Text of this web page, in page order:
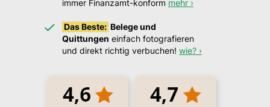
immer Finanzamt-konform mehr ›
Das Beste: Belege und
Quittungen einfach fotografieren
und direkt richtig verbuchen! wie? ›